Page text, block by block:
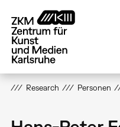
zum
Inhalt
Research Personen